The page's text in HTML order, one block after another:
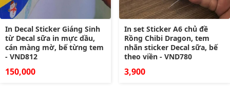
In Decal Sticker Giáng Sinh
từ Decal sữa in mực dầu,
cán màng mờ, bế từng tem
- VND812
150,000
In set Sticker A6 chủ đề
Rồng Chibi Dragon, tem
nhãn sticker Decal sữa, bế
theo viền - VND780
3,900